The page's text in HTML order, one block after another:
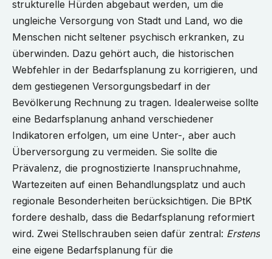
strukturelle Hürden abgebaut werden, um die
ungleiche Versorgung von Stadt und Land, wo die
Menschen nicht seltener psychisch erkranken, zu
überwinden. Dazu gehört auch, die historischen
Webfehler in der Bedarfsplanung zu korrigieren, und
dem gestiegenen Versorgungsbedarf in der
Bevölkerung Rechnung zu tragen. Idealerweise sollte
eine Bedarfsplanung anhand verschiedener
Indikatoren erfolgen, um eine Unter-, aber auch
Überversorgung zu vermeiden. Sie sollte die
Prävalenz, die prognostizierte Inanspruchnahme,
Wartezeiten auf einen Behandlungsplatz und auch
regionale Besonderheiten berücksichtigen. Die BPtK
fordere deshalb, dass die Bedarfsplanung reformiert
wird. Zwei Stellschrauben seien dafür zentral: Erstens
eine eigene Bedarfsplanung für die